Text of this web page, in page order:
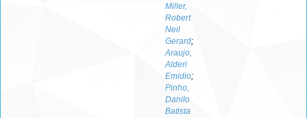
Miller,
Robert
Neil
Gerard;
Araujo,
Alderi
Emidio;
Pinho,
Danilo
Batista